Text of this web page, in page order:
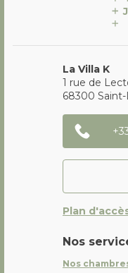
La Villa K
1 rue de
68300
Plan
Nos
Nos